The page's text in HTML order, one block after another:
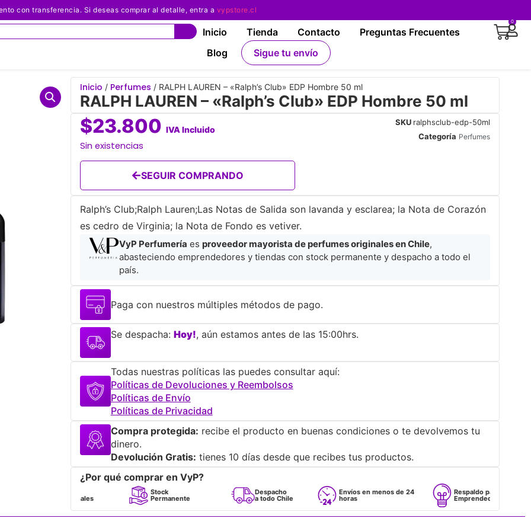
con transferencia. Si deseas comprar al detalle, entra a vypstore.cl
Inicio Tienda Contacto
Preguntas Frecuentes
Blog
Sigue tu envío
0
Inicio / Perfumes / RALPH LAUREN – «Ralph’s Club» EDP Hombre 50 ml
RALPH LAUREN – «Ralph’s Club» EDP Hombre 50 ml
$23.800 IVA Incluido
Sin existencias
SEGUIR COMPRANDO
SKU ralphsclub-edp-50ml
Categoría Perfumes
Ralph’s Club;Ralph Lauren;Las Notas de Salida son lavanda y esclarea; la Nota de Corazón
es cedro de Virginia; la Nota de Fondo es vetiver.
VyP Perfumería es proveedor mayorista de perfumes originales en Chile,
abasteciendo emprendedores y tiendas con stock permanente y despacho a todo el
país.
Paga con nuestros múltiples métodos de pago.
Se despacha: Hoy!, aún estamos antes de las 15:00hrs.
Todas nuestras políticas las puedes consultar aquí:
Políticas de Devoluciones y Reembolsos
Políticas de Envío
Políticas de Privacidad
Compra protegida: recibe el producto en buenas condiciones o te devolvemos tu
dinero.
Devolución Gratis: tienes 10 días desde que recibes tus productos.
¿Por qué comprar en VyP?
Stock
Permanente
Despacho
a todo Chile
Envíos en menos de 24
horas
Respaldo para
Emprendedores